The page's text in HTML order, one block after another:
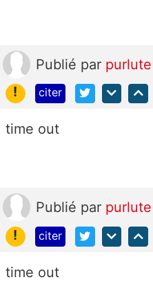
Publié par purlute
!
citer
time out
Publié par purlute
!
citer
time out